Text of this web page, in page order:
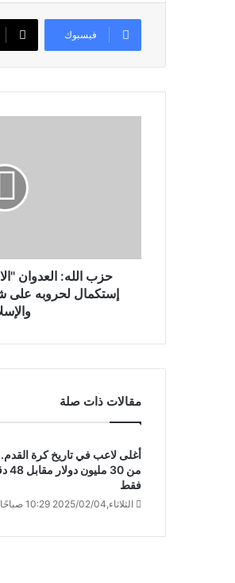
فيسبوك
حزب الله: العدوان
إستكمال لحروبه على
مقالات ذات صلة
أغلى لاعب في تاريخ كرة القدم..
من 30
فقط
الثلاثاء,2025/02/04 10:29 صباحًا